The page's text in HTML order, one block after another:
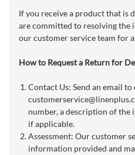
If you receive a product that is
are committed to resolving the
our customer service team for
How to Request a Return for
Contact Us: Send an email
number, a description of the
if applicable.
Assessment: Our customer
information provided and